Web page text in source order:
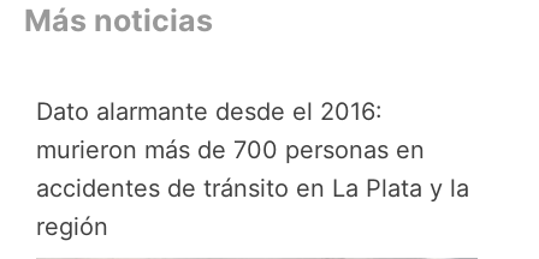
Más noticias
Dato alarmante desde el 2016:
murieron más de 700 personas en
accidentes de tránsito en La Plata y la
región